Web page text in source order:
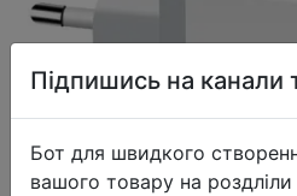
Підпишись на канали
Бот для швидкого
вашого товару на